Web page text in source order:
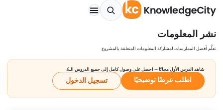
نشر المعلومات
تعلَّم أفضل الممارسات لمشاركة المعلومات المتعلقة بالمشروع
شاهد الدرس الأول مجانًا — احصل على وصول كامل إلى جميع الدروس الـ6.
اطلب عرضًا توضيحيًا تسجيل الدخول